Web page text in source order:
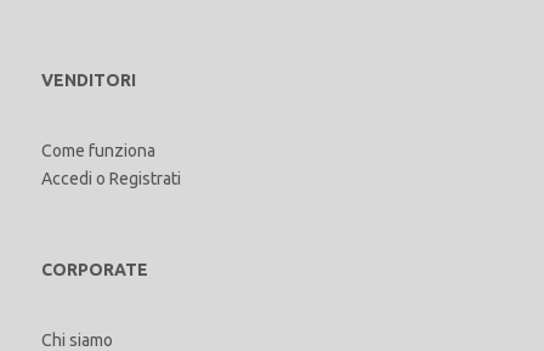
VENDITORI
Come funziona
Accedi o Registrati
CORPORATE
Chi siamo